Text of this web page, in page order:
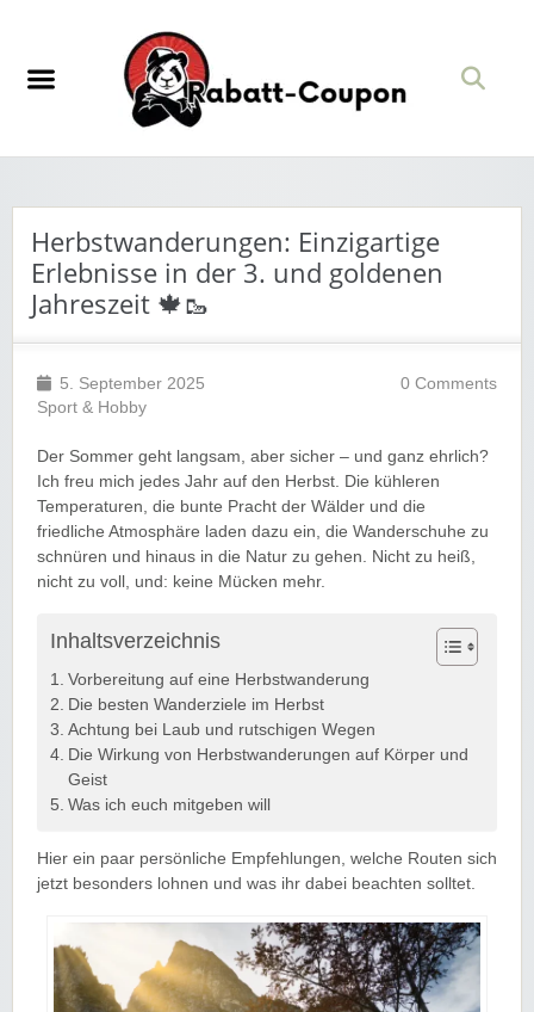
Herbstwanderungen: Einzigartige
Erlebnisse in der 3. und goldenen
Jahreszeit 🍁🥾
5. September 2025
Sport & Hobby
0 Comments
Der Sommer geht langsam, aber sicher – und ganz ehrlich?
Ich freu mich jedes Jahr auf den Herbst. Die kühleren
Temperaturen, die bunte Pracht der Wälder und die
friedliche Atmosphäre laden dazu ein, die Wanderschuhe zu
schnüren und hinaus in die Natur zu gehen. Nicht zu heiß,
nicht zu voll, und: keine Mücken mehr.
Inhaltsverzeichnis
Vorbereitung auf eine Herbstwanderung
Die besten Wanderziele im Herbst
Achtung bei Laub und rutschigen Wegen
Die Wirkung von Herbstwanderungen auf Körper und
Geist
Was ich euch mitgeben will
Hier ein paar persönliche Empfehlungen, welche Routen sich
jetzt besonders lohnen und was ihr dabei beachten solltet.